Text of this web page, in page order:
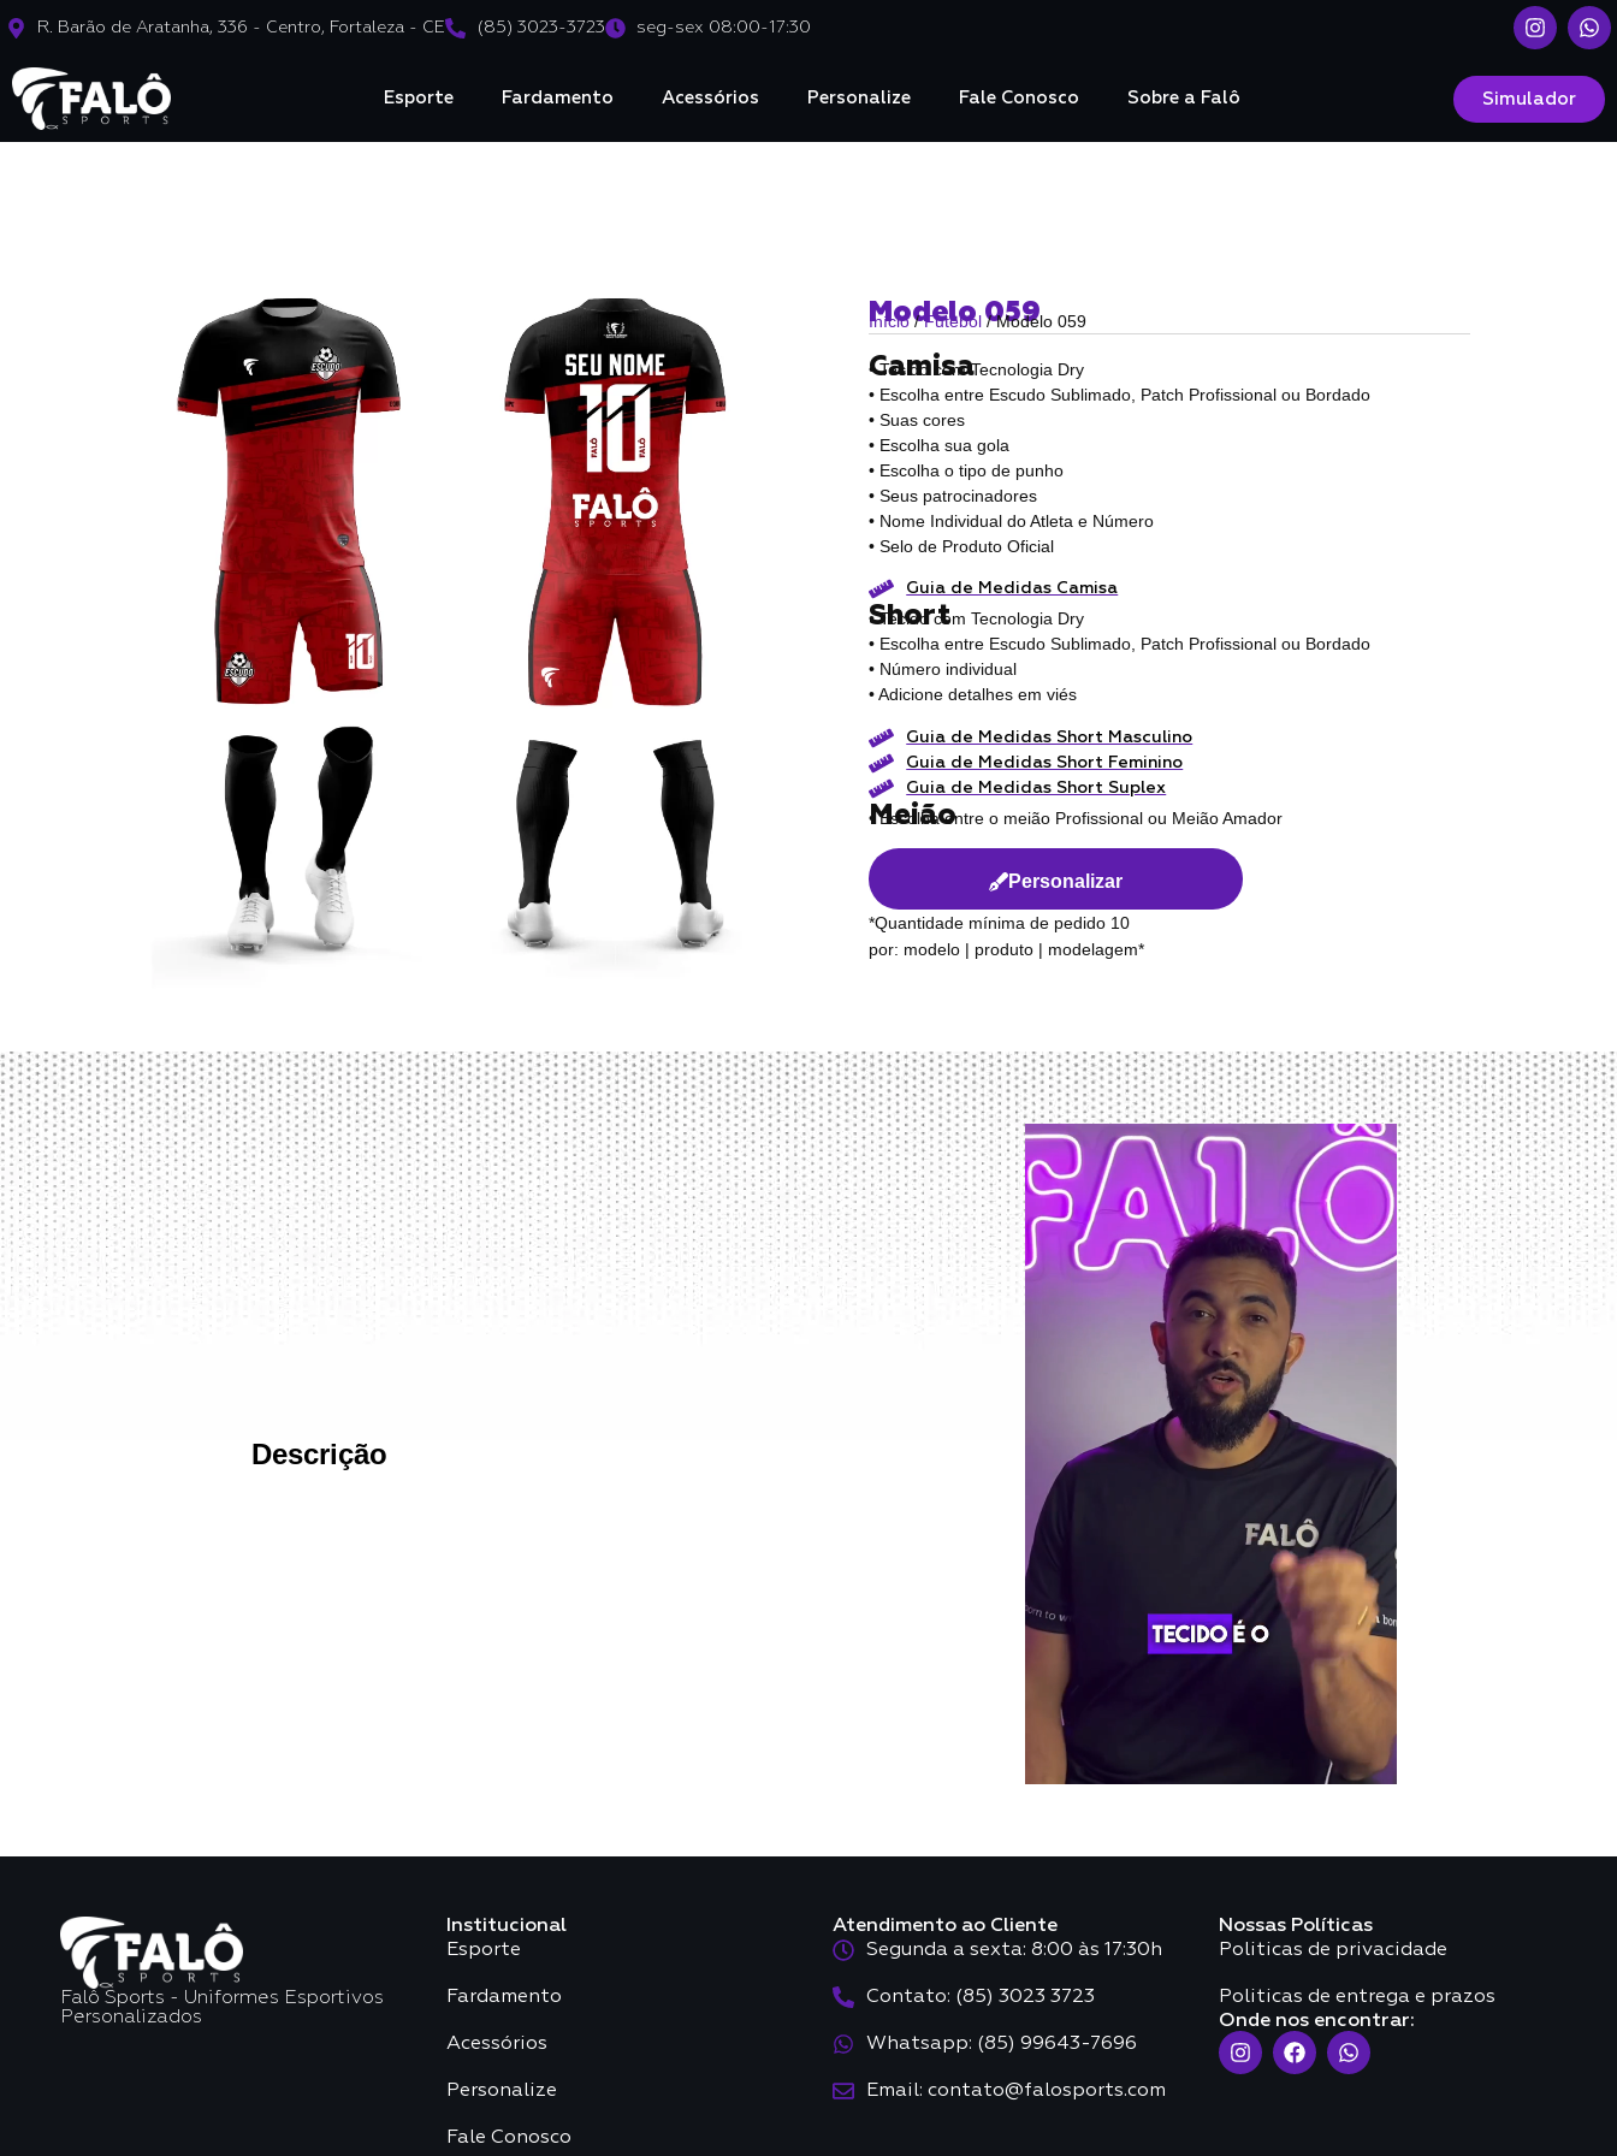
R. Barão de Aratanha, 336 - Centro, Fortaleza - CE (85) 3023-3723 seg-sex 08:00-17:30
Esporte Fardamento Acessórios Personalize Fale Conosco Sobre a Falô Simulador
Modelo 059
Início/Futebol/ Modelo 059
Camisa
• Tecido com Tecnologia Dry
• Escolha entre Escudo Sublimado, Patch Profissional ou Bordado
• Suas cores
• Escolha sua gola
• Escolha o tipo de punho
• Seus patrocinadores
• Nome Individual do Atleta e Número
• Selo de Produto Oficial
Guia de Medidas Camisa
Short
• Tecido com Tecnologia Dry
• Escolha entre Escudo Sublimado, Patch Profissional ou Bordado
• Número individual
• Adicione detalhes em viés
Guia de Medidas Short Masculino
Guia de Medidas Short Feminino
Guia de Medidas Short Suplex
Meião
• Escolha entre o meião Profissional ou Meião Amador
Personalizar
*Quantidade mínima de pedido 10
por: modelo | produto | modelagem*
Descrição
Falô Sports - Uniformes Esportivos
Personalizados
Institucional
Esporte
Fardamento
Acessórios
Personalize
Fale Conosco
Atendimento ao Cliente
Segunda a sexta: 8:00 às 17:30h
Contato: (85) 3023 3723
Whatsapp: (85) 99643-7696
Email: contato@falosports.com
Nossas Políticas
Politicas de privacidade
Politicas de entrega e prazos
Onde nos encontrar: